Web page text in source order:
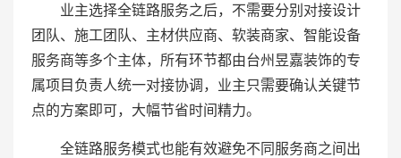
业主选择全链路服务之后，不需要分别对接设计
团队、施工团队、主材供应商、软装商家、智能设备
服务商等多个主体，所有环节都由台州昱嘉装饰的专
属项目负责人统一对接协调，业主只需要确认关键节
点的方案即可，大幅节省时间精力。
全链路服务模式也能有效避免不同服务商之间出